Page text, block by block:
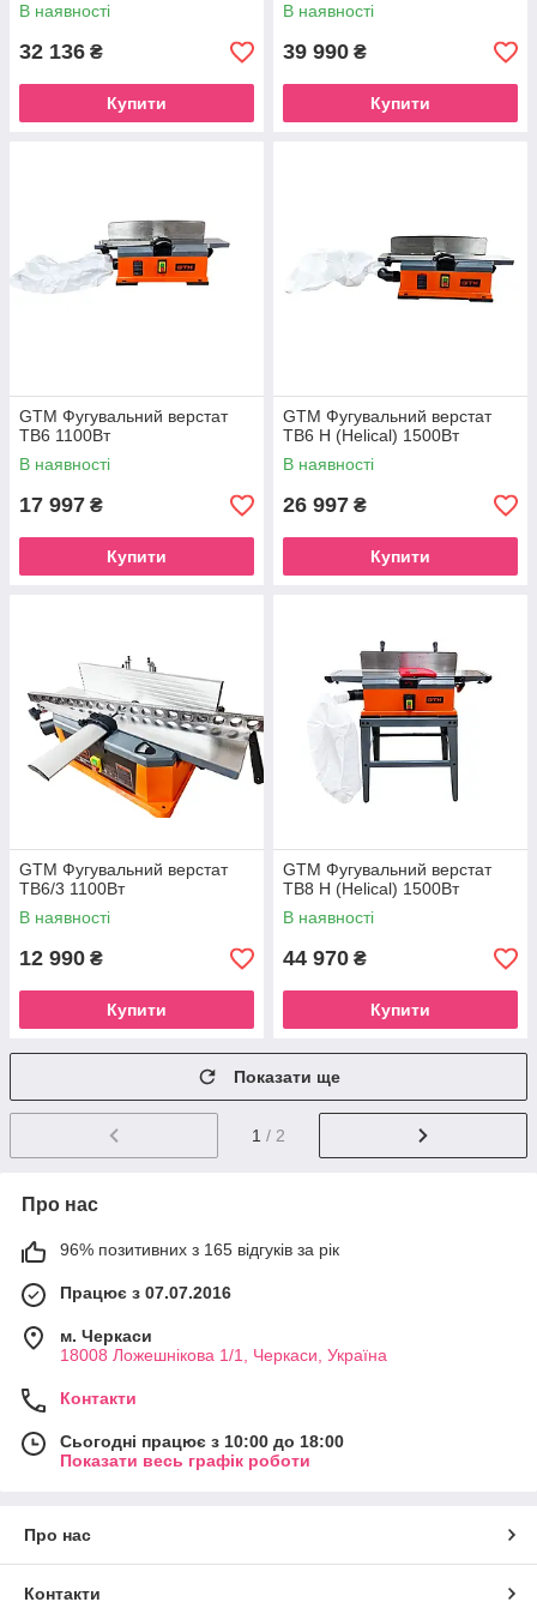
В наявності
32 136 ₴
Купити
В наявності
39 990 ₴
Купити
GTM Фугувальний верстат
TB6 1100Вт
В наявності
17 997 ₴
Купити
GTM Фугувальний верстат
TB6 H (Helical) 1500Вт
В наявності
26 997 ₴
Купити
GTM Фугувальний верстат
TB6/3 1100Вт
В наявності
12 990 ₴
Купити
GTM Фугувальний верстат
TB8 H (Helical) 1500Вт
В наявності
44 970 ₴
Купити
Показати ще
1 / 2
Про нас
96% позитивних з 165 відгуків за рік
Працює з 07.07.2016
м. Черкаси
18008 Ложешнікова 1/1, Черкаси, Україна
Контакти
Сьогодні працює з 10:00 до 18:00
Показати весь графік роботи
Про нас
Контакти